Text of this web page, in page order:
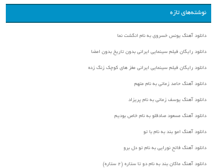
نوشته‌های تازه
دانلود آهنگ یونس خسروی به نام انگشت نما
دانلود رایگان فیلم سینمایی ایرانی بدون تاریخ بدون امضا
دانلود رایگان فیلم سینمایی ایرانی مغز های کوچک زنگ زده
دانلود آهنگ حامد زمانی به نام متهم
دانلود آهنگ یوسف زمانی به نام پریزاد
دانلود آهنگ مسعود صادقلو به نام خاص بودیم
دانلود آهنگ امو بند به نام با تو
دانلود آهنگ فاتح نورایی به نام تو دل برو
دانلود آهنگ ماکان بند به نام دو تا ستاره (۲ ستاره)